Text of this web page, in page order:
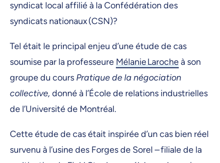
syndicat local affilié à la Confédération des
syndicats nationaux (CSN)?
Tel était le principal enjeu d’une étude de cas
soumise par la professeure Mélanie Larocheà son
groupe du cours Pratique de la négociation
collective, donné à l’École de relations industrielles
de l’Université de Montréal.
Cette étude de cas était inspirée d’un cas bien réel
survenu à l’usine des Forges de Sorel – filiale de la